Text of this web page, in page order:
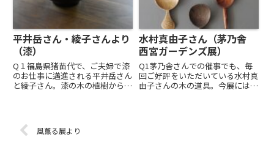
平井岳さん・綾子さんより
（漆）
Q１福島県猪苗代で、ご夫婦で漆
のお仕事に邁進される平井岳さん
と綾子さん。漆の木の植樹から、
ただきますが、どのような作品を
お出しくださいますか？A１日々
水村真由子さん（茅乃舎
西宮ガーデンズ展）
Q1茅乃舎さんでの催事でも、毎
回ご好評をいただいている水村真
由子さんの木の道具。今展にはど
風薫る展より